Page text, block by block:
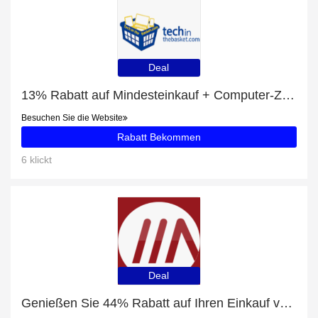
Deal
13% Rabatt auf Mindesteinkauf + Computer-Zubehör mit 42% Rabatt
Besuchen Sie die Website
Rabatt Bekommen
6 klickt
Deal
Genießen Sie 44% Rabatt auf Ihren Einkauf von GAMING PC INTEL i5-10400F 6x 2.90GHz - 8GB DDR4, ausschließlich online